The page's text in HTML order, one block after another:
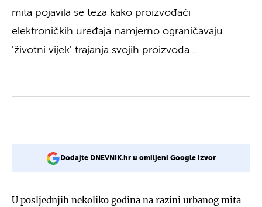
mita pojavila se teza kako proizvođači
elektroničkih uređaja namjerno ograničavaju
'životni vijek' trajanja svojih proizvoda...
Dodajte DNEVNIK.hr u omiljeni Google izvor
U posljednjih nekoliko godina na razini urbanog mita